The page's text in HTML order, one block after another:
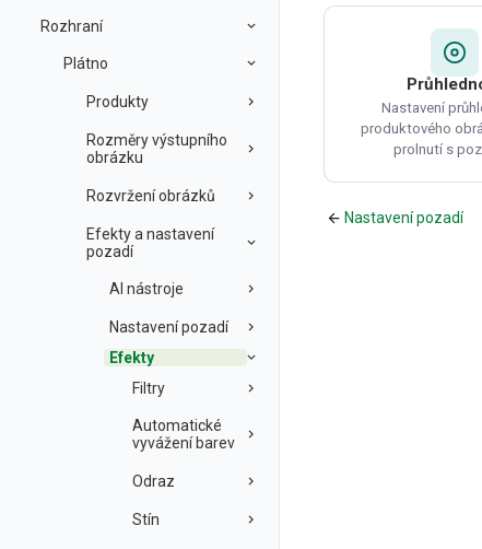
Rozhraní
Plátno
Produkty
Rozměry výstupního
obrázku
Rozvržení obrázků
Efekty a nastavení
pozadí
AI nástroje
Nastavení pozadí
Efekty
Filtry
Automatické
vyvážení barev
Odraz
Stín
Nastavení
produktového
prolnutí s
Nastavení pozadí